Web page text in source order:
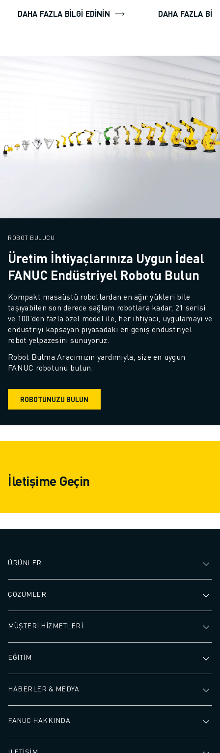
DAHA FAZLA BILGI EDININ DAHA FAZLA
ROBOT BULUCU
Üretim İhtiyaçlarınıza Uygun İdeal
FANUC Endüstriyel Robotu Bulun
Kompakt masaüstü robotlardan en ağır yükleri bile
taşıyabilen son derece sağlam robotlara kadar, 21 serisi
ve 100'den fazla özel model ile, her ihtiyacı, uygulamayı ve
endüstriyi kapsayan piyasadaki en geniş endüstriyel
robot yelpazesini sunuyoruz.
Robot Bulma Aracımızın yardımıyla, size en uygun
FANUC robotunu bulun.
ROBOTUNUZU BULUN
İletişime Geçin
ÜRÜNLER
ÇÖZÜMLER
MÜŞTERİ HİZMETLERİ
EĞİTİM
HABERLER & MEDYA
FANUC HAKKINDA